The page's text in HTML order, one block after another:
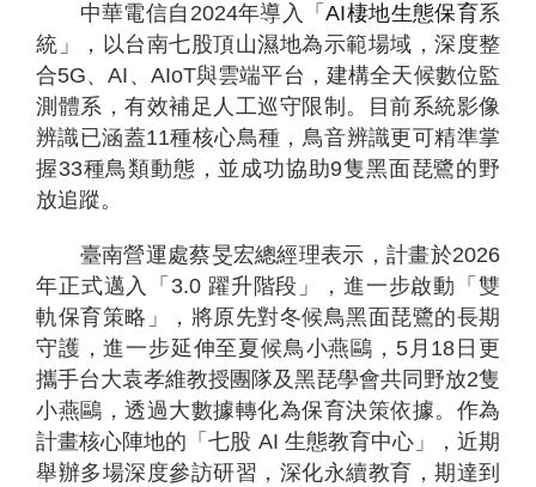
個
人
家
庭
企
業
國
際
科
技
研
發
關
於
我
們
產品
中華電信自2024年導入「AI棲地生態保育系
統」，以台南七股頂山濕地為示範場域，深度整
合5G、AI、AIoT與雲端平台，建構全天候數位監
測體系，有效補足人工巡守限制。目前系統影像
辨識已涵蓋11種核心鳥種，鳥音辨識更可精準掌
握33種鳥類動態，並成功協助9隻黑面琵鷺的野
放追蹤。
臺南營運處蔡旻宏總經理表示，計畫於2026
年正式邁入「3.0 躍升階段」，進一步啟動「雙
軌保育策略」，將原先對冬候鳥黑面琵鷺的長期
守護，進一步延伸至夏候鳥小燕鷗，5月18日更
攜手台大袁孝維教授團隊及黑琵學會共同野放2隻
小燕鷗，透過大數據轉化為保育決策依據。作為
計畫核心陣地的「七股 AI 生態教育中心」，近期
舉辦多場深度參訪研習，深化永續教育，期達到